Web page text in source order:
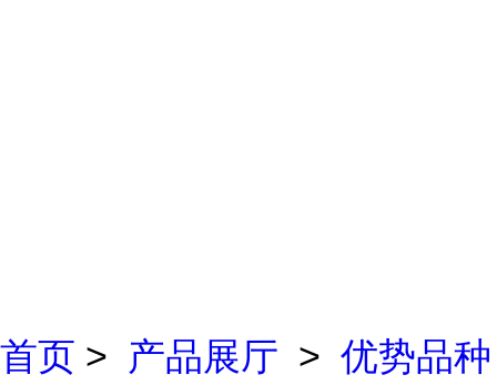
首页 > 产品展厅 > 优势品种